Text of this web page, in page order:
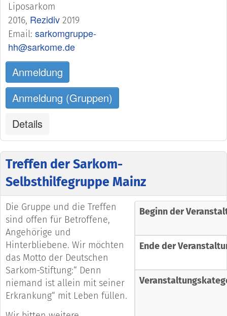
Liposarkom
2016, Rezidiv 2019
Email: sarkomgruppe-
hh@sarkome.de
Anmeldung
Anmeldung (Gruppen)
Details
Treffen der Sarkom-
Selbsthilfegruppe Mainz
Die Gruppe und die Treffen
sind offen für Betroffene,
Angehörige und
Hinterbliebene. Wir möchten
das Motto der Deutschen
Sarkom-Stiftung:“ Denn
niemand ist allein mit seiner
Erkrankung“ mit Leben füllen.
Beginn der
Ende der